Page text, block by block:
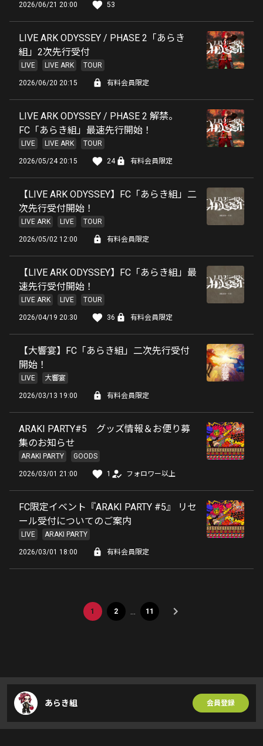
2026/06/21 20:00 53
LIVE ARK ODYSSEY / PHASE 2「あらき
組」2次先行受付
LIVE LIVE ARK TOUR
2026/06/20 20:15 有料会員限定
LIVE ARK ODYSSEY / PHASE 2 解禁。
FC「あらき組」最速先行開始！
LIVE LIVE ARK TOUR
2026/05/24 20:15 24 有料会員限定
【LIVE ARK ODYSSEY】FC「あらき組」二
次先行受付開始！
LIVE ARK LIVE TOUR
2026/05/02 12:00 有料会員限定
【LIVE ARK ODYSSEY】FC「あらき組」最
速先行受付開始！
LIVE ARK LIVE TOUR
2026/04/19 20:30 36 有料会員限定
【大響宴】FC「あらき組」二次先行受付
開始！
LIVE 大響宴
2026/03/13 19:00 有料会員限定
ARAKI PARTY#5 グッズ情報＆お便り募
集のお知らせ
ARAKI PARTY GOODS
2026/03/01 21:00 1 フォロワー以上
FC限定イベント『ARAKI PARTY #5』 リセ
ール受付についてのご案内
LIVE ARAKI PARTY
2026/03/01 18:00 有料会員限定
1 2 11
あらき組 会員登録